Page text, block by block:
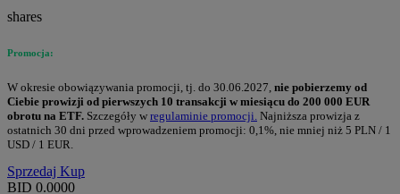
shares
Promocja:
W okresie obowiązywania promocji, tj. do 30.06.2027, nie pobierzemy od
Ciebie prowizji od pierwszych 10 transakcji w miesiącu do 200 000 EUR
obrotu na ETF. Szczegóły w regulaminie promocji. Najniższa prowizja z
ostatnich 30 dni przed wprowadzeniem promocji: 0,1%, nie mniej niż 5 PLN / 1
USD / 1 EUR.
Sprzedaj Kup
BID 0.0000